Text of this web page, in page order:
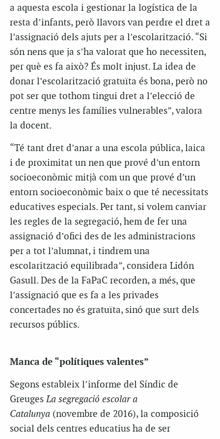
a aquesta escola i gestionar la logística de la
resta d’infants, però llavors van perdre el dret a
l’assignació dels ajuts per a l’escolarització. “Si
són nens que ja s’ha valorat que ho necessiten,
per què es fa això? És molt injust. La idea de
donar l’escolarització gratuïta és bona, però no
pot ser que tothom tingui dret a l’elecció de
centre menys les famílies vulnerables”, valora
la docent.
“Té tant dret d’anar a una escola pública, laica
i de proximitat un nen que prové d’un entorn
socioeconòmic mitjà com un que prové d’un
entorn socioeconòmic baix o que té necessitats
educatives especials. Per tant, si volem canviar
les regles de la segregació, hem de fer una
assignació d’ofici des de les administracions
per a tot l’alumnat, i tindrem una
escolarització equilibrada”, considera Lidón
Gasull. Des de la FaPaC recorden, a més, que
l’assignació que es fa a les privades
concertades no és gratuïta, sinó que surt dels
recursos públics.
Manca de “polítiques valentes”
Segons estableix l’informe del Síndic de
GreugesLa segregació escolar a
Catalunya (novembre de 2016), la composició
social dels centres educatius ha de ser